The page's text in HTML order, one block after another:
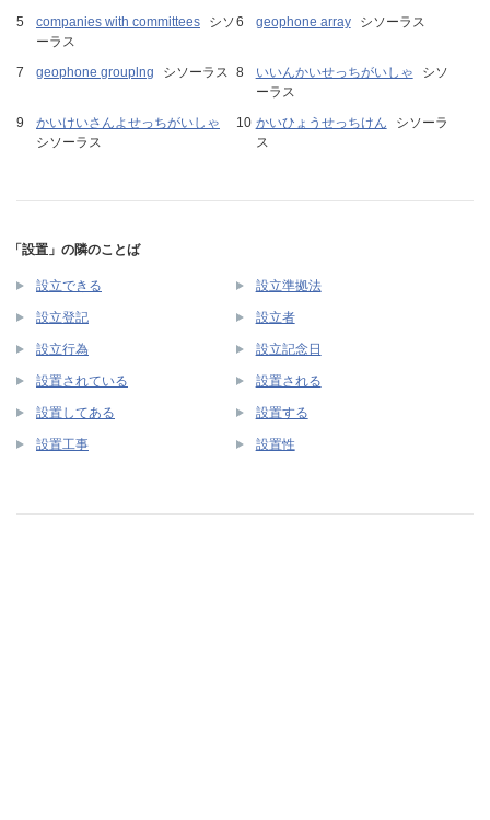
companies with committees
シソ
ーラス
geophone array シソーラス
geophone grouplng シソーラス いいんかいせっちがいしゃ
シソ
ーラス
かいけいさんよせっちがいしゃ
シソーラス
かいひょうせっちけん
シソーラ
ス
「設置」の隣のことば
設立できる 設立準拠法
設立登記 設立者
設立行為 設立記念日
設置されている 設置される
設置してある 設置する
設置工事 設置性